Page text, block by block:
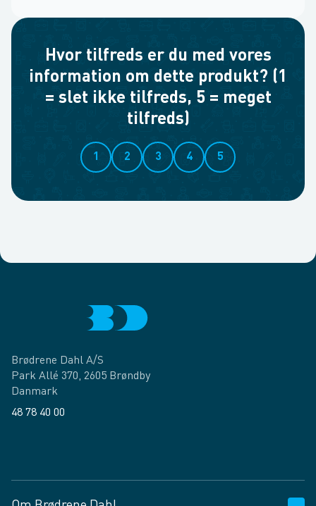
Hvor tilfreds er du med vores
information om dette produkt? (1
= slet ikke tilfreds, 5 = meget
tilfreds)
1 2 3 4 5
Brødrene Dahl A/S
Park Allé 370, 2605 Brøndby
Danmark
48 78 40 00